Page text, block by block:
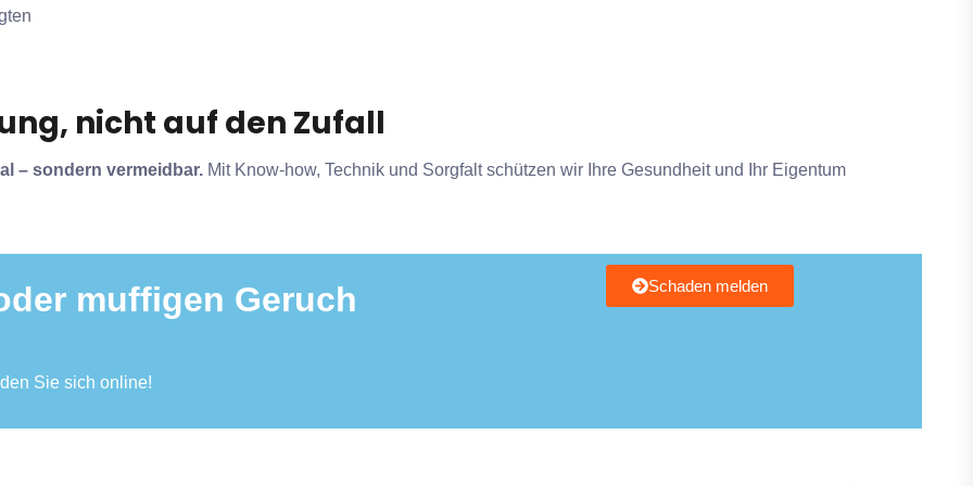
nicht auf den Zufall
– sondern vermeidbar. Mit Know-how, Technik und Sorgfalt schützen wir Ihre Gesundheit und Ihr Eigentum
muffigen Geruch
Sie sich online!
Schaden melden